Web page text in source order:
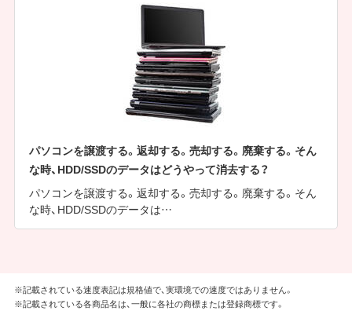
パソコンを譲渡する。返却する。売却する。廃棄する。そん
な時、HDD/SSDのデータはどうやって消去する？
パソコンを譲渡する。返却する。売却する。廃棄する。そん
な時、HDD/SSDのデータは…
※記載されている速度表記は規格値で、実環境での速度ではありません。
※記載されている各商品名は、一般に各社の商標または登録商標です。